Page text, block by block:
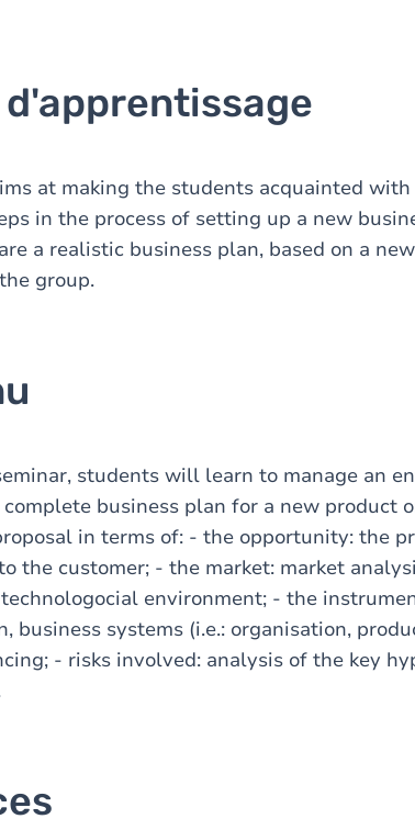
at making the students acquainted
in the process of setting up a new
a realistic business plan, based on a
group.
students will learn to manage an
business plan for a new product
in terms of: - the opportunity: the
the customer; - the market: market
environment; - the
business systems (i.e.: organisation,
- risks involved: analysis of the key